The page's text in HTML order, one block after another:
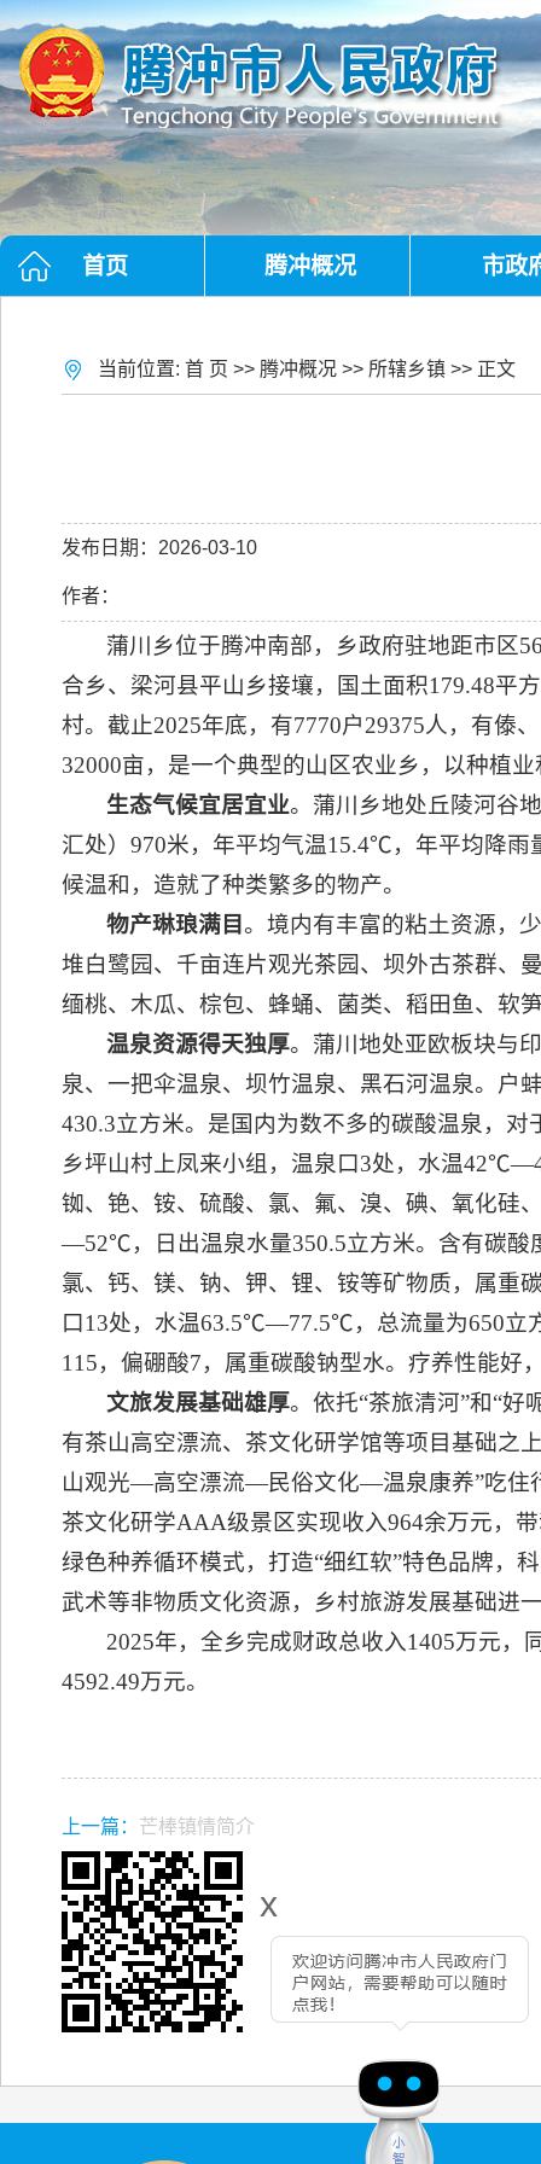
x
首页 腾冲概况 市政
当前位置: 首 页 >> 腾冲概况 >> 所辖乡镇 >> 正文
发布日期：2026-03-10
作者：
蒲川乡位于腾冲南部，乡政府驻地距市区
合乡、梁河县平山乡接壤，国土面积179.48平
村。截止2025年底，有7770户29375人，有傣
32000亩，是一个典型的山区农业乡，以种植
生态气候宜居宜业。蒲川乡地处丘陵河谷
汇处）970米，年平均气温15.4℃，年平均降雨
候温和，造就了种类繁多的物产。
物产琳琅满目。境内有丰富的粘土资源，
堆白鹭园、千亩连片观光茶园、坝外古茶群、
缅桃、木瓜、棕包、蜂蛹、菌类、稻田鱼、软
温泉资源得天独厚。蒲川地处亚欧板块与
泉、一把伞温泉、坝竹温泉、黑石河温泉。
430.3立方米。是国内为数不多的碳酸温泉，
乡坪山村上凤来小组，温泉口3处，水温
铷、铯、铵、硫酸、氯、氟、溴、碘、氧化硅
—52℃，日出温泉水量350.5立方米。含有碳酸
氯、钙、镁、钠、钾、锂、铵等矿物质，属重
口13处，水温63.5℃—77.5℃，总流量为650立
115，偏硼酸7，属重碳酸钠型水。疗养性能好
文旅发展基础雄厚。依托“茶旅清河”和“
有茶山高空漂流、茶文化研学馆等项目基础之
山观光—高空漂流—民俗文化—温泉康养”吃住
茶文化研学AAA级景区实现收入964余万元，
绿色种养循环模式，打造“细红软”特色品牌，
武术等非物质文化资源，乡村旅游发展基础进
2025年，全乡完成财政总收入1405万元，
4592.49万元。
上一篇： 芒棒镇情简介